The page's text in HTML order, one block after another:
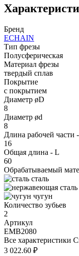
Бренд
ECHAIN
Тип фрезы
Полусферическая
Материал фрезы
твердый сплав
Покрытие
с покрытием
Диаметр øD
8
Диаметр ød
8
Длина рабочей части
16
Общая длина - L
60
Обрабатываемый
сталь
чугун
Количество зубьев
2
Артикул
EMB2080
Все характеристики
3 022.60 ₽